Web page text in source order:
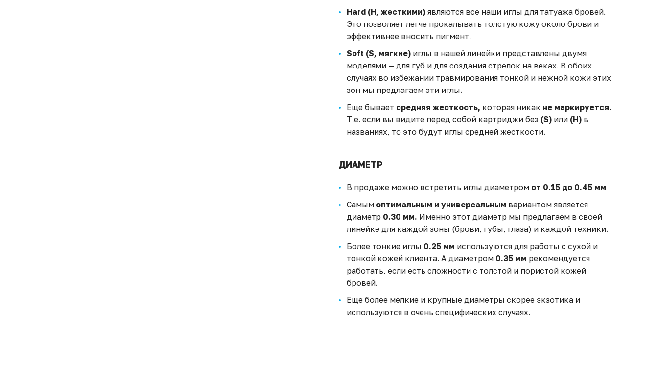
Hard (H, жесткими) являются все наши иглы для татуажа бровей.
Это позволяет легче прокалывать толстую кожу около брови и
эффективнее вносить пигмент.
Soft (S, мягкие) иглы в нашей линейки представлены двумя
моделями — для губ и для создания стрелок на веках. В обоих
случаях во избежании травмирования тонкой и нежной кожи этих
зон мы предлагаем эти иглы.
Еще бывает средняя жесткость, которая никак не маркируется.
Т.е. если вы видите перед собой картриджи без (S) или (H) в
названиях, то это будут иглы средней жесткости.
ДИАМЕТР
В продаже можно встретить иглы диаметром от 0.15 до 0.45 мм
Самым оптимальным и универсальным вариантом является
диаметр 0.30 мм. Именно этот диаметр мы предлагаем в своей
линейке для каждой зоны (брови, губы, глаза) и каждой техники.
Более тонкие иглы 0.25 мм используются для работы с сухой и
тонкой кожей клиента. А диаметром 0.35 мм рекомендуется
работать, если есть сложности с толстой и пористой кожей
бровей.
Еще более мелкие и крупные диаметры скорее экзотика и
используются в очень специфических случаях.